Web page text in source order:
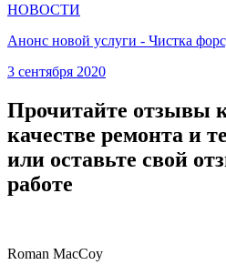
НОВОСТИ
Анонс новой услуги - Чистка
3 сентября 2020
Прочитайте отзывы
качестве ремонта и
или оставьте свой
работе
Roman MacCoy